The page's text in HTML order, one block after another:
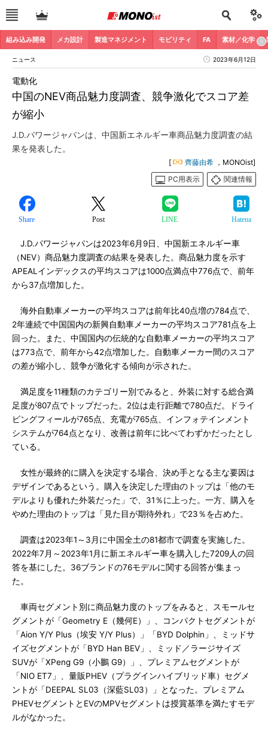
組み込み開発 メカ設計 製造マネジメント モビリティ FA 素材／化学
ニュース 2023年6月12日
中国のNEV商品魅力度調査、競争激化でスコア差
が縮小
電動化
J.D.パワージャパンは、中国新エネルギー車商品魅力度調査の結
果を発表した。
[ 齊藤由希 ，MONOist]
PC用表示
関連情報
Share Post LINE Hatena
J.D.パワージャパンは2023年6月9日、中国新エネルギー車
（NEV）商品魅力度調査の結果を発表した。商品魅力度を示す
APEALインデックスの平均スコアは1000点満点中776点で、前年
から37点増加した。
海外自動車メーカーの平均スコアは前年比40点増の784点で、
2年連続で中国国内の新興自動車メーカーの平均スコア781点を上
回った。また、中国国内の伝統的な自動車メーカーの平均スコア
は773点で、前年から42点増加した。自動車メーカー間のスコア
の差が縮小し、競争が激化する傾向が示された。
満足度を11種類のカテゴリー別でみると、外装に対する総合満
足度が807点でトップだった。2位は走行距離で780点だ。ドライ
ビングフィールが765点、充電が765点、インフォテインメント
システムが764点となり、改善は前年に比べてわずかだったとし
ている。
女性が最終的に購入を決定する場合、決め手となる主な要因は
デザインであるという。購入を決定した理由のトップは「他のモ
デルよりも優れた外装だった」で、31％に上った。一方、購入を
やめた理由のトップは「見た目が期待外れ」で23％を占めた。
調査は2023年1～3月に中国全土の81都市で調査を実施した。
2022年7月～2023年1月に新エネルギー車を購入した7209人の回
答を基にした。36ブランドの76モデルに関する回答が集まっ
た。
車両セグメント別に商品魅力度のトップをみると、スモールセ
グメントが「Geometry E（幾何E）」、コンパクトセグメントが
「Aion Y/Y Plus（埃安 Y/Y Plus）」「BYD Dolphin」、ミッドサ
イズセグメントが「BYD Han BEV」、ミッド／ラージサイズ
SUVが「XPeng G9（小鵬 G9）」、プレミアムセグメントが
「NIO ET7」、量販PHEV（プラグインハイブリッド車）セグメ
ントが「DEEPAL SL03（深藍SL03）」となった。プレミアム
PHEVセグメントとEVのMPVセグメントは授賞基準を満たすモデ
ルがなかった。